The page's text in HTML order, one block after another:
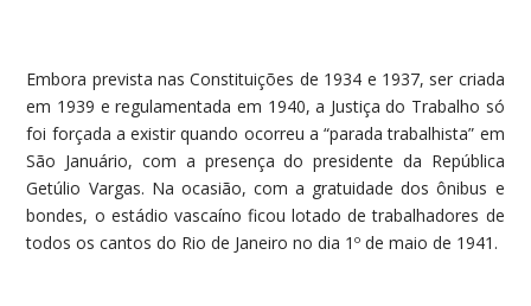
Embora prevista nas Constituições de 1934 e 1937, ser criada
em 1939 e regulamentada em 1940, a Justiça do Trabalho só
foi forçada a existir quando ocorreu a “parada trabalhista” em
São Januário, com a presença do presidente da República
Getúlio Vargas. Na ocasião, com a gratuidade dos ônibus e
bondes, o estádio vascaíno ficou lotado de trabalhadores de
todos os cantos do Rio de Janeiro no dia 1º de maio de 1941.